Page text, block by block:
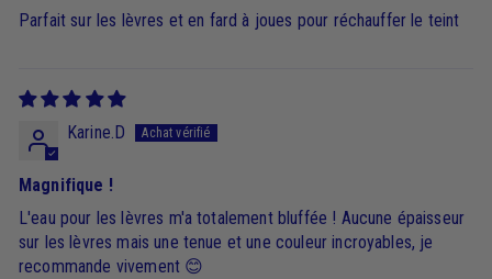
Parfait sur les lèvres et en fard à joues pour réchauffer le teint
Karine.D
Magnifique !
L'eau pour les lèvres m'a totalement bluffée ! Aucune épaisseur
sur les lèvres mais une tenue et une couleur incroyables, je
recommande vivement 😊